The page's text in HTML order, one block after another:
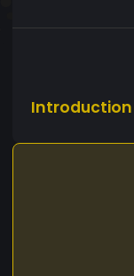
Introduction